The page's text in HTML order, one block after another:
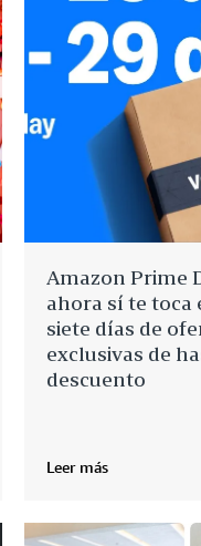
Amazon Prime
ahora sí te toca
siete días de
exclusivas de
descuento
Leer más